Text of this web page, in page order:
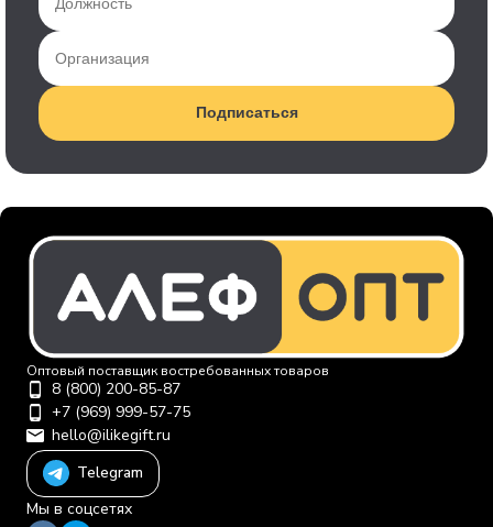
Подписаться
Оптовый поставщик востребованных товаров
8 (800) 200-85-87
+7 (969) 999-57-75
hello@ilikegift.ru
Telegram
Мы в соцсетях